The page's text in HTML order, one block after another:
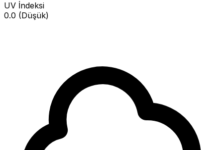
UV İndeksi
0.0 (Düşük)